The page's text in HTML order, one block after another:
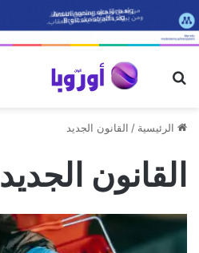
بحث عن
الرئيسية / القانون الجديد
القانون الجديد